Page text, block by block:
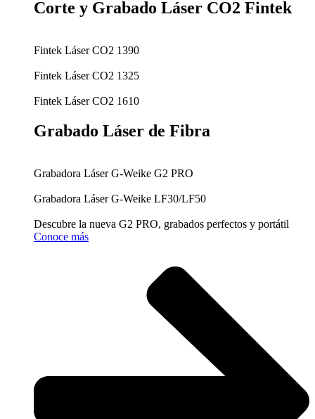
Corte y Grabado Láser CO2 Fintek
Fintek Láser CO2 1390
Fintek Láser CO2 1325
Fintek Láser CO2 1610
Grabado Láser de Fibra
Grabadora Láser G-Weike G2 PRO
Grabadora Láser G-Weike LF30/LF50
Descubre la nueva G2 PRO, grabados perfectos y portátil
Conoce más